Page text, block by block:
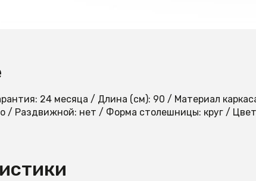
24 месяца / Длина (см): 90 / Материал
/ Раздвижной: нет / Форма столешницы: круг /